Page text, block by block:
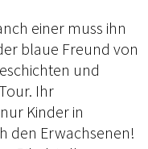
einer muss ihn
blaue Freund von
und
Ihr
Kinder in
den Erwachsenen!